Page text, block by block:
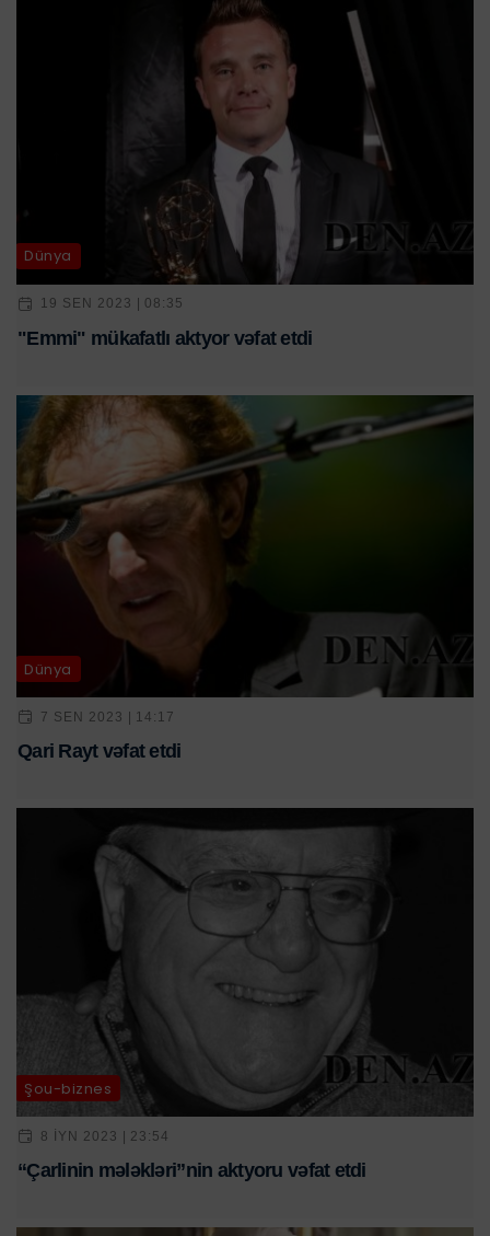
Dünya
19 SEN 2023 | 08:35
"Emmi" mükafatlı aktyor vəfat etdi
Dünya
7 SEN 2023 | 14:17
Qari Rayt vəfat etdi
Şou-biznes
8 IYN 2023 | 23:54
“Çarlinin mələkləri”nin aktyoru vəfat etdi